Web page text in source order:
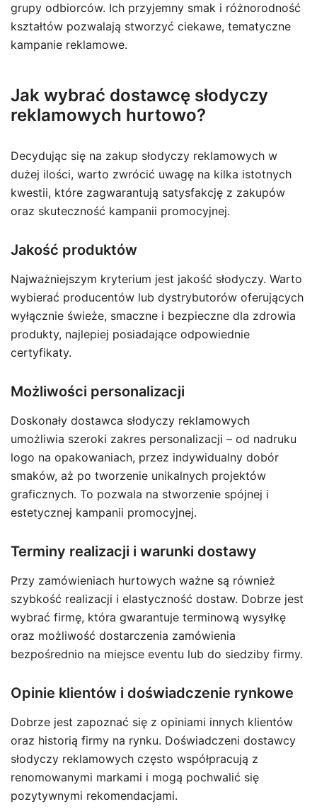
grupy odbiorców. Ich przyjemny smak i różnorodność
kształtów pozwalają stworzyć ciekawe, tematyczne
kampanie reklamowe.
Jak wybrać dostawcę słodyczy
reklamowych hurtowo?
Decydując się na zakup słodyczy reklamowych w
dużej ilości, warto zwrócić uwagę na kilka istotnych
kwestii, które zagwarantują satysfakcję z zakupów
oraz skuteczność kampanii promocyjnej.
Jakość produktów
Najważniejszym kryterium jest jakość słodyczy. Warto
wybierać producentów lub dystrybutorów oferujących
wyłącznie świeże, smaczne i bezpieczne dla zdrowia
produkty, najlepiej posiadające odpowiednie
certyfikaty.
Możliwości personalizacji
Doskonały dostawca słodyczy reklamowych
umożliwia szeroki zakres personalizacji – od nadruku
logo na opakowaniach, przez indywidualny dobór
smaków, aż po tworzenie unikalnych projektów
graficznych. To pozwala na stworzenie spójnej i
estetycznej kampanii promocyjnej.
Terminy realizacji i warunki dostawy
Przy zamówieniach hurtowych ważne są również
szybkość realizacji i elastyczność dostaw. Dobrze jest
wybrać firmę, która gwarantuje terminową wysyłkę
oraz możliwość dostarczenia zamówienia
bezpośrednio na miejsce eventu lub do siedziby firmy.
Opinie klientów i doświadczenie rynkowe
Dobrze jest zapoznać się z opiniami innych klientów
oraz historią firmy na rynku. Doświadczeni dostawcy
słodyczy reklamowych często współpracują z
renomowanymi markami i mogą pochwalić się
pozytywnymi rekomendacjami.